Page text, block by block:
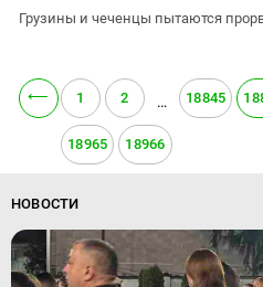
Грузины и чеченцы пытаются
⟵ 1 2 … 18845
18965 18966
НОВОСТИ